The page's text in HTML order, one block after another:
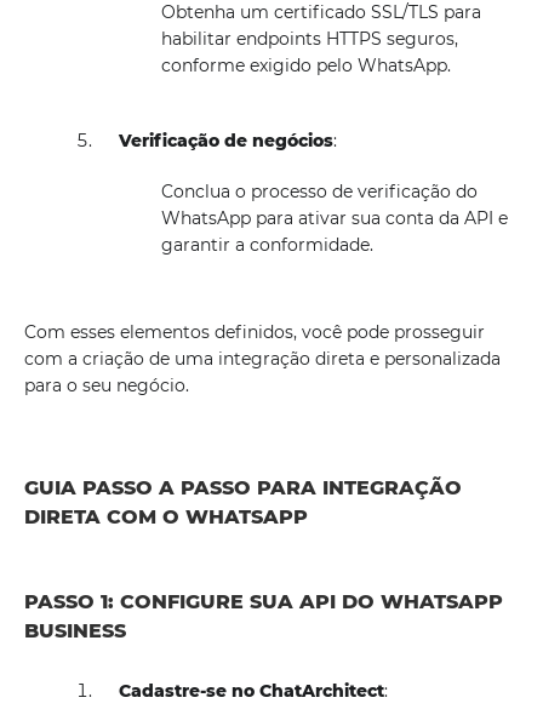
Obtenha um certificado SSL/TLS para
habilitar endpoints HTTPS seguros,
conforme exigido pelo WhatsApp.
Verificação de negócios:
Conclua o processo de verificação do
WhatsApp para ativar sua conta da API e
garantir a conformidade.
Com esses elementos definidos, você pode prosseguir
com a criação de uma integração direta e personalizada
para o seu negócio.
GUIA PASSO A PASSO PARA INTEGRAÇÃO
DIRETA COM O WHATSAPP
PASSO 1: CONFIGURE SUA API DO WHATSAPP
BUSINESS
Cadastre-se no ChatArchitect: